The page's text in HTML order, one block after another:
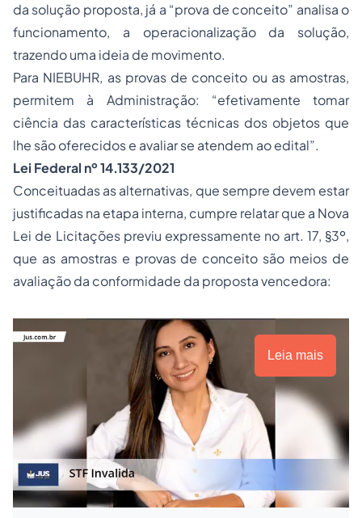
da solução proposta, já a “prova de conceito” analisa o
funcionamento, a operacionalização da solução,
trazendo uma ideia de movimento.
Para NIEBUHR, as provas de conceito ou as amostras,
permitem à Administração: “efetivamente tomar
ciência das características técnicas dos objetos que
lhe são oferecidos e avaliar se atendem ao edital”.
Lei Federal nº 14.133/2021
Conceituadas as alternativas, que sempre devem estar
justificadas na etapa interna, cumpre relatar que a Nova
Lei de Licitações previu expressamente no art. 17, §3º,
que as amostras e provas de conceito são meios de
avaliação da conformidade da proposta vencedora:
Leia mais